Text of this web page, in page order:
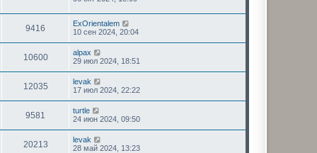
9416
ExOrientalem
10 сен 2024, 20:04
10600
alpax
29 июл 2024, 18:51
12035
levak
17 июл 2024, 22:22
9581
turtle
24 июн 2024, 09:50
20213
levak
28 май 2024, 13:23